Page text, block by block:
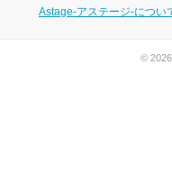
Astage-アステージ-につい
© 2026